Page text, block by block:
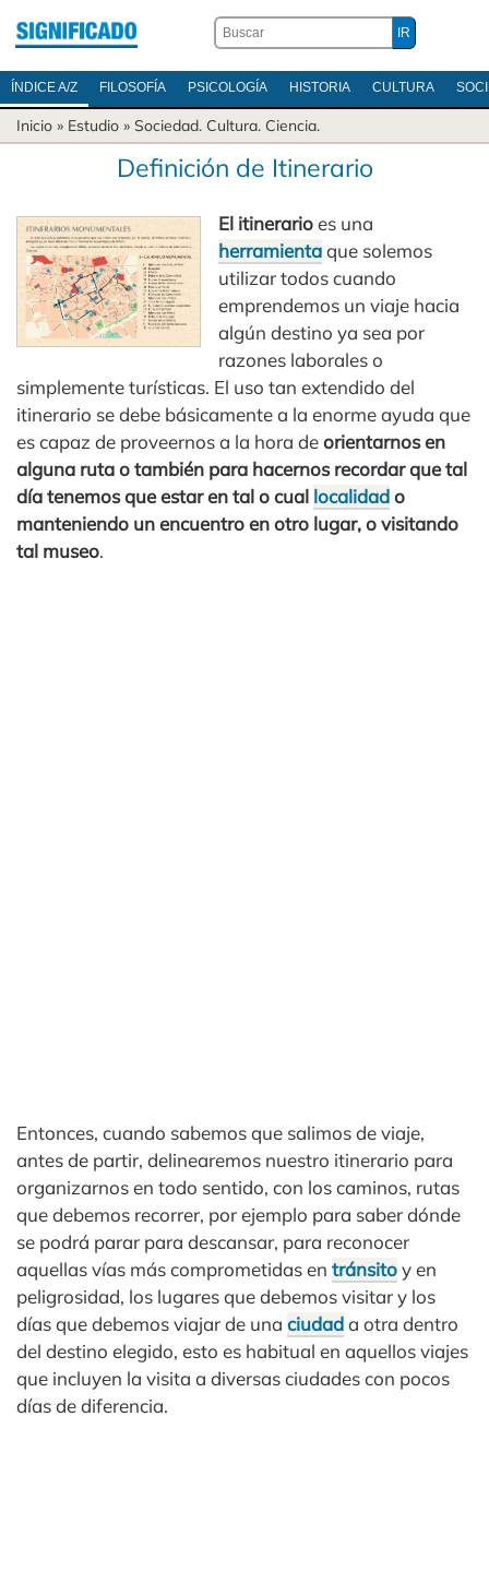
ÍNDICE A/Z FILOSOFÍA PSICOLOGÍA HISTORIA CULTURA
Inicio » Estudio » Sociedad. Cultura. Ciencia.
Definición de Itinerario
El itinerarioes una
herramientaque solemos
utilizar todos cuando
emprendemos un viaje hacia
algún destino ya sea por
razones laborales o
simplemente turísticas. El uso tan extendido del
itinerario se debe básicamente a la enorme ayuda que
es capaz de proveernos a la hora deorientarnos en
alguna ruta o también para hacernos recordar que tal
día tenemos que estar en tal o cual localidado
manteniendo un encuentro en otro lugar, o visitando
tal museo.
Entonces, cuando sabemos que salimos de viaje,
antes de partir, delinearemos nuestro itinerario para
organizarnos en todo sentido, con los caminos, rutas
que debemos recorrer, por ejemplo para saber dónde
se podrá parar para descansar, para reconocer
aquellas vías más comprometidas en tránsitoy en
peligrosidad, los lugares que debemos visitar y los
días que debemos viajar de una ciudada otra dentro
del destino elegido, esto es habitual en aquellos viajes
que incluyen la visita a diversas ciudades con pocos
días de diferencia.